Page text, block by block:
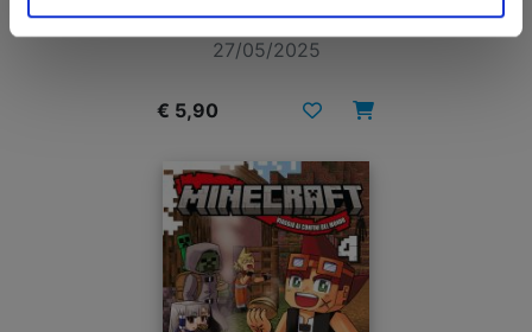
27/05/2025
€ 5,90